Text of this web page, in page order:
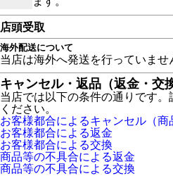
店頭受取
海外配送について
当店は海外へ発送を行っていませ
キャンセル・返品（返金・交
当店では以下の条件の通りです
ください。
お客様都合によるキャンセル（商
お客様都合による返金
お客様都合による交換
商品等の不具合による返金
商品等の不具合による交換